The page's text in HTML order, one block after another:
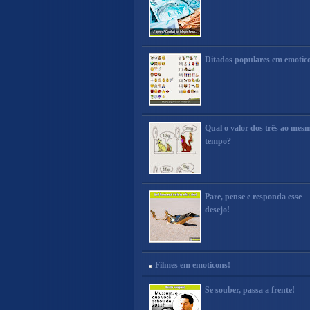
Ditados populares em
Qual o valor dos três ao
tempo?
Pare, pense e responda esse
desejo!
Filmes em emoticons!
Se souber, passa a frente!